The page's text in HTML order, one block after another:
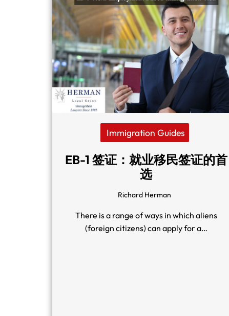
Immigration Guides
EB-1 签证：就业移民签证的首
选
Richard Herman
There is a range of ways in which aliens
(foreign citizens) can apply for a…